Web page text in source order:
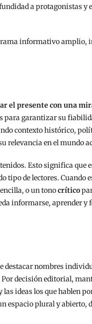
a protagonistas y
informativo amplio,
el presente con una
garantizar su
contexto histórico,
relevancia en el mundo
Esto significa que
tipo de lectores. Cuando
o un tonocrítico
informarse, aprender
destacar nombres
decisión editorial,
las ideas los que hablen
plural y abierto,